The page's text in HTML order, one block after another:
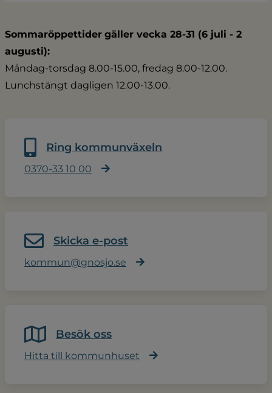
Sommaröppettider gäller vecka 28-31 (6 juli - 2
augusti):
Måndag-torsdag 8.00-15.00, fredag 8.00-12.00.
Lunchstängt dagligen 12.00-13.00.
Ring kommunväxeln
0370-33 10 00
Skicka e-post
kommun@gnosjo.se
Besök oss
Hitta till kommunhuset